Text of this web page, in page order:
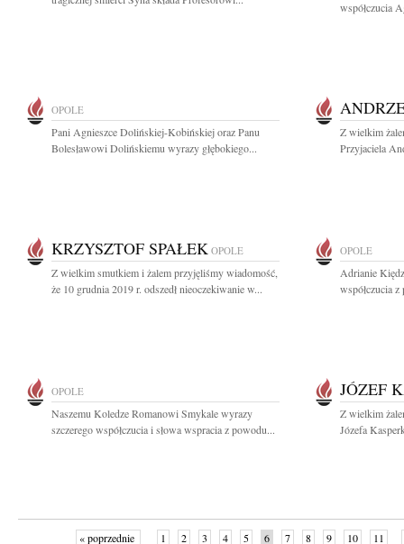
współczucia
OPOLE
Pani Agnieszce Dolińskiej-Kobińskiej oraz Panu
Bolesławowi Dolińskiemu wyrazy głębokiego...
Z wielkim
Przyjaciela
KRZYSZTOF SPAŁEK OPOLE
Z wielkim smutkiem i żalem przyjęliśmy wiadomość,
że 10 grudnia 2019 r. odszedł nieoczekiwanie w...
OPOLE
Adrianie
współczucia
OPOLE
Naszemu Koledze Romanowi Smykale wyrazy
szczerego współczucia i słowa wspracia z powodu...
JÓZEF
Z wielkim
Józefa
« poprzednie 1 2 3 4 5 6 7 8 9 10 11